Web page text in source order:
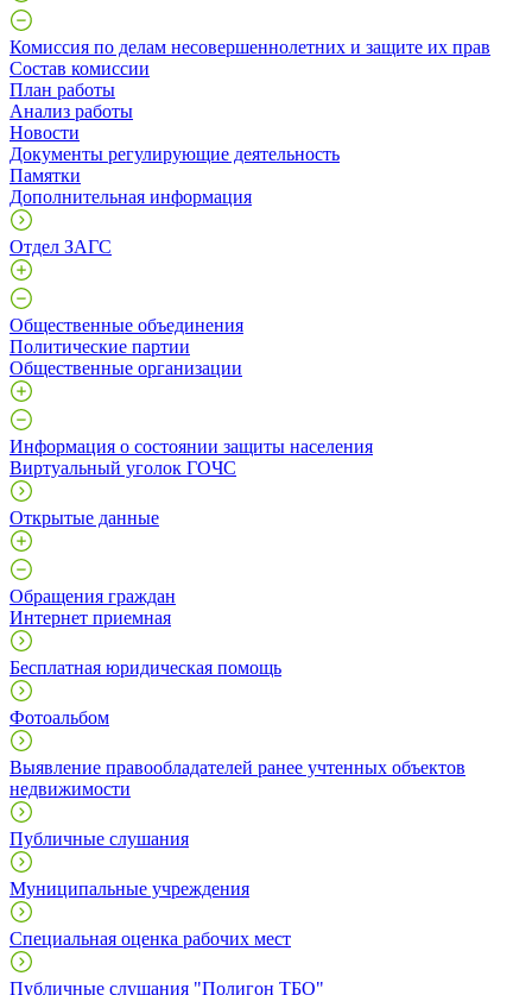
Комиссия по делам несовершеннолетних и защите их прав
Состав комиссии
План работы
Анализ работы
Новости
Документы регулирующие деятельность
Памятки
Дополнительная информация
Отдел ЗАГС
Общественные объединения
Политические партии
Общественные организации
Информация о состоянии защиты населения
Виртуальный уголок ГОЧС
Открытые данные
Обращения граждан
Интернет приемная
Бесплатная юридическая помощь
Фотоальбом
Выявление правообладателей ранее учтенных объектов
недвижимости
Публичные слушания
Муниципальные учреждения
Специальная оценка рабочих мест
Публичные слушания "Полигон ТБО"